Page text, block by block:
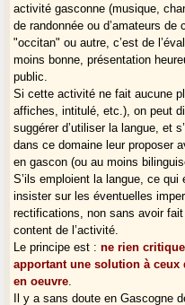
activité gasconne (musique,
de randonnée ou d’amateurs
"occitan" ou autre, c’est de
moins bonne, présentation
public.
Si cette activité ne fait aucune
affiches, intitulé, etc.), on peut
suggérer d’utiliser la langue, et
dans ce domaine leur proposer
en gascon (ou au moins
S’ils emploient la langue, ce
insister sur les éventuelles
rectifications, non sans avoir
content de l’activité.
Le principe est :ne rien
apportant une solution à
en oeuvre
Il y a sans doute en Gascogne